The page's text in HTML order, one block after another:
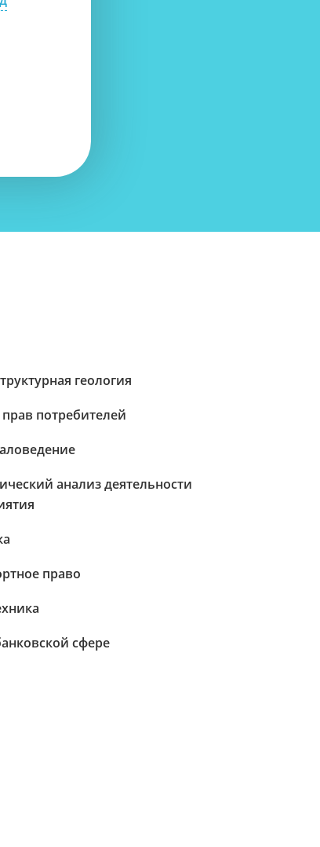
геология
потребителей
анализ деятельности
право
сфере